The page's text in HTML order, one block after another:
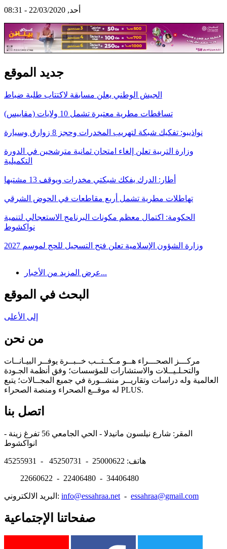
أحد, 22/03/2020 - 08:31
جديد الموقع
الجيش الوطني يعلن مسابقة لاكتتاب طلبة ضباط
تساقطات مطرية معتبرة تشمل 10 ولايات (مقاييس)
نواذيبو: تفكيك شبكة لتهريب المخدرات وحجز 8 زوارق وسيارة
وزارة التربية تعلن إلغاء امتحان ثمانية مترشحين في الدورة
التكميلية
أطار: الدرك يفكك شبكتي مخدرات ويوقف 13 مشتبها
تهاطلات مطرية تشمل أربع مقاطعات في الحوض الشرقي
الحكومة: اكتمال معظم مكونات البرنامج الاستعجالي لتنمية
نواكشوط
وزارة الشؤون الإسلامية تعلن فتح التسجيل للحج لموسم 2027
عرض المزيد من الأخبار...
البحث في الموقع
إلى الأعلى
من نحن
مركـــز الصحـــراء هــو مـكــتــب خــبــرة يوفــر البيـانــات
والتحـلـيــلات والاستشارات للمؤسسات؛ وفق أنظمة الجـودة
العالمية وله دراسات وتقاريــر منشــورة في جميع المجــالات؛ يتبع
له موقــع الصحراء ومنصة الصحراء PLUS.
اتصل بنا
المقر: شارع نيلسون مانيدلا - الحي الجامعي 56 تفرغ زينة -
هاتف: 25000622 - 45250731 - 45255931
22660622 - 22406480 - 34406480
البريد الالكتروني: info@essahraa.net - essahraa@gmail.com
صفحاتنا الإجتماعية